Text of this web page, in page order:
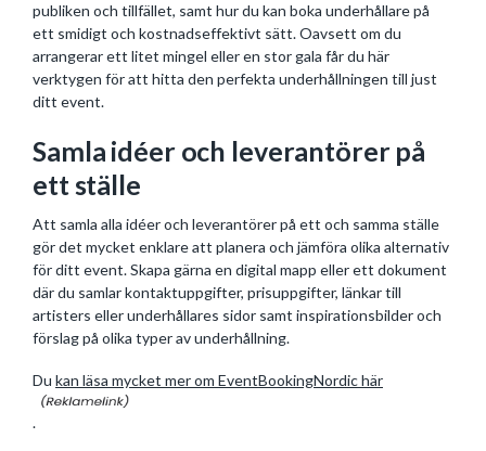
publiken och tillfället, samt hur du kan boka underhållare på
ett smidigt och kostnadseffektivt sätt. Oavsett om du
arrangerar ett litet mingel eller en stor gala får du här
verktygen för att hitta den perfekta underhållningen till just
ditt event.
Samla idéer och leverantörer på
ett ställe
Att samla alla idéer och leverantörer på ett och samma ställe
gör det mycket enklare att planera och jämföra olika alternativ
för ditt event. Skapa gärna en digital mapp eller ett dokument
där du samlar kontaktuppgifter, prisuppgifter, länkar till
artisters eller underhållares sidor samt inspirationsbilder och
förslag på olika typer av underhållning.
Du kan läsa mycket mer om EventBookingNordic här
.